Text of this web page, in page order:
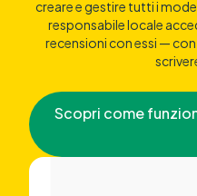
creare e gestire tutti i
responsabile locale
recensioni con essi —
Scopri come